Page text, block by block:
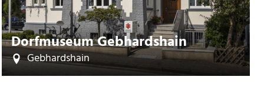
Dorfmuseum Gebhardshain
Gebhardshain